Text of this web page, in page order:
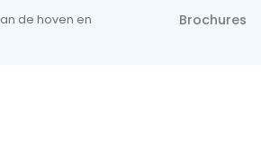
inhoud gaan
de hoven en
Brochures